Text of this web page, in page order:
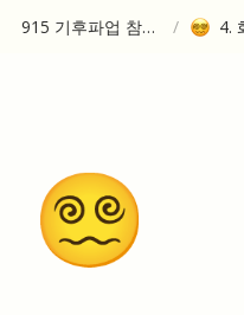
915 기후파업 참가자 가이드라인 /
😵‍💫